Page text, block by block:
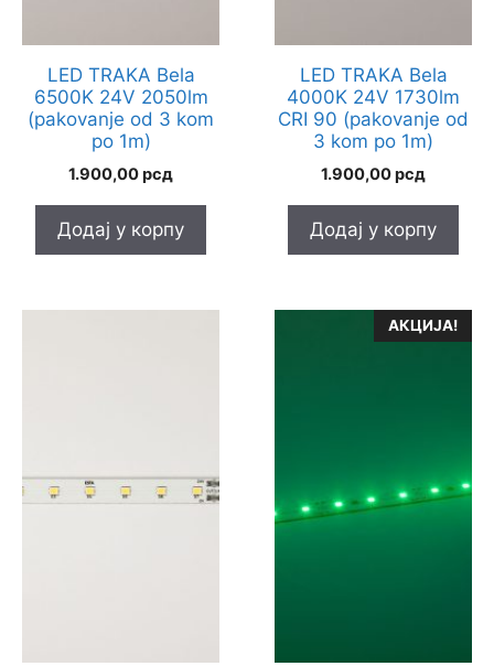
LED TRAKA Bela
6500K 24V 2050lm
(pakovanje od 3 kom
po 1m)
1.900,00рсд
Додај у корпу
LED TRAKA Bela
4000K 24V 1730lm
CRI 90 (pakovanje od
3 kom po 1m)
1.900,00рсд
Додај у корпу
АКЦИЈА!